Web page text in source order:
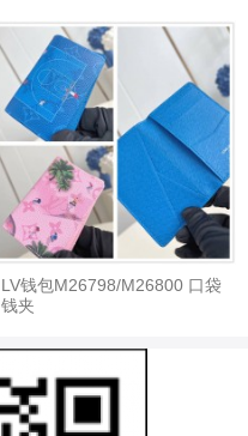
LV钱包M26798/M26800 口袋
钱夹